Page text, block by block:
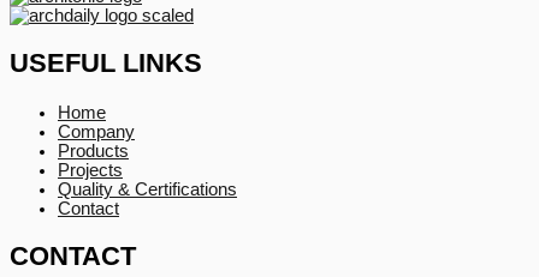
USEFUL LINKS
Home
Company
Products
Projects
Quality & Certifications
Contact
CONTACT